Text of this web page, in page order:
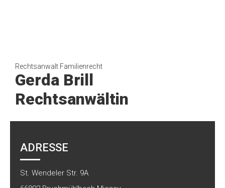
Rechtsanwalt Familienrecht
Gerda Brill
Rechtsanwältin
ADRESSE
St. Wendeler Str. 9A